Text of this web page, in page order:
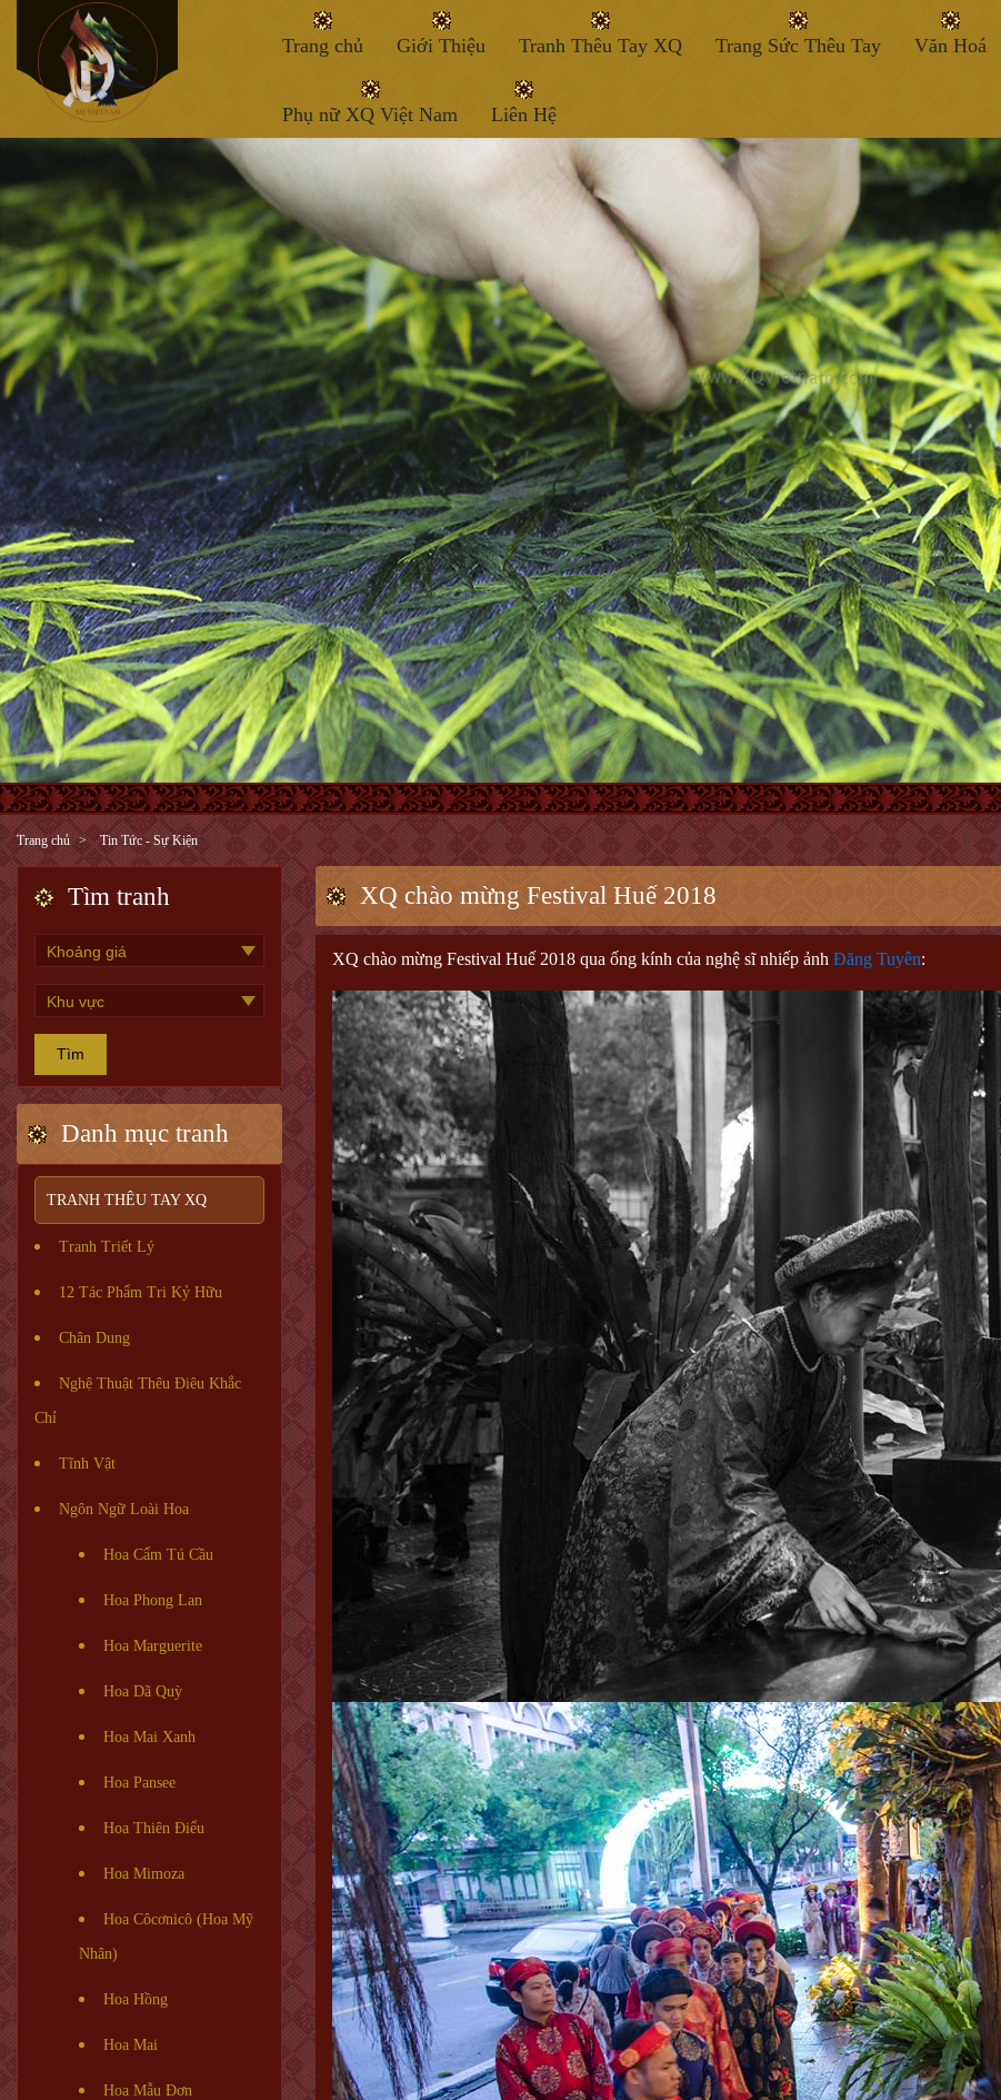
Trang chủ Giới Thiệu Tranh Thêu Tay XQ Trang Sức Thêu Tay Văn Hoá
Phụ nữ XQ Việt Nam Liên Hệ
Trang chủ Tin Tức - Sự Kiện
Tìm tranh
Tìm
Danh mục tranh
TRANH THÊU TAY XQ
Tranh Triết Lý
12 Tác Phẩm Tri Kỷ Hữu
Chân Dung
Nghệ Thuật Thêu Điêu Khắc
Chỉ
Tĩnh Vật
Ngôn Ngữ Loài Hoa
Hoa Cẩm Tú Cầu
Hoa Phong Lan
Hoa Marguerite
Hoa Dã Quỳ
Hoa Mai Xanh
Hoa Pansee
Hoa Thiên Điểu
Hoa Mimoza
Hoa Côcơnicô (Hoa Mỹ
Nhân)
Hoa Hồng
Hoa Mai
Hoa Mẫu Đơn
XQ chào mừng Festival Huế 2018
XQ chào mừng Festival Huế 2018 qua ống kính của nghệ sĩ nhiếp ảnh Đăng Tuyên: